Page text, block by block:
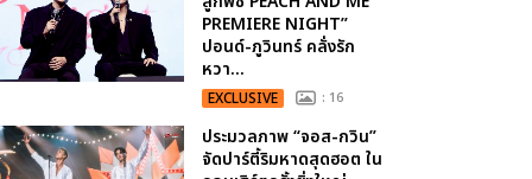
PREMIERE NIGHT”
ปอนด์-ภูวินทร์ คลั่งรัก
หวา...
EXCLUSIVE : 16
ประมวลภาพ “จอส-กวิน”
จัดปาร์ตี้ริมหาดสุดฮอต ใน